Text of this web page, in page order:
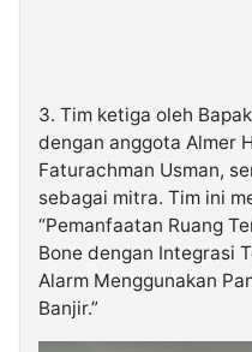
3. Tim ketiga oleh
dengan anggota Almer
Faturachman Usman,
sebagai mitra. Tim ini
“Pemanfaatan Ruang
Bone dengan Integrasi
Alarm Menggunakan
Banjir.”